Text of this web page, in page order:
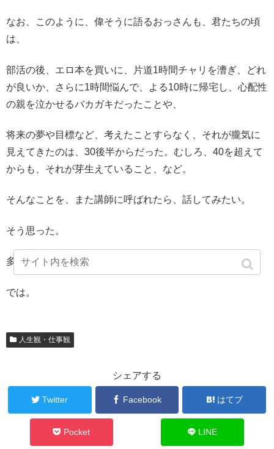
なお、このように、偉そうに語るおっさんも、君たちの頃
は、
部活の後、エロ本を買いに、片道1時間チャリを漕ぎ、どれ
が良いか、さらに1時間悩んで、よる10時に帰宅し、心配性
の親を泣かせるバカガキだったことや、
将来の夢や目標など、考えたことすらなく、それが朧気に
見えてきたのは、30後半からだった。むしろ、40を超えて
からも、それが芽生えていること、など。
そんなことを、また講師に呼ばれたら、話してみたい。
そう思った。
多分、フリーランスは呼ばれないと思うけどｗ。
では。
人生観・仕事観
シェアする
Twitter Facebook はてブ
Pocket LINE